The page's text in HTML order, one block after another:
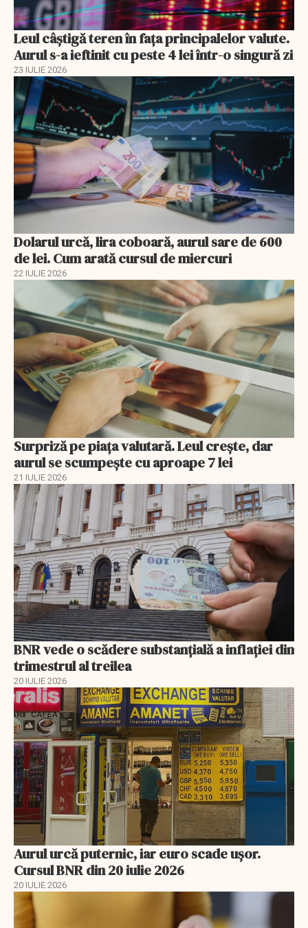
Leul câștigă teren în fața principalelor valute.
Aurul s-a ieftinit cu peste 4 lei într-o singură zi
23 IULIE 2026
Dolarul urcă, lira coboară, aurul sare de 600
de lei. Cum arată cursul de miercuri
22 IULIE 2026
Surpriză pe piața valutară. Leul crește, dar
aurul se scumpește cu aproape 7 lei
21 IULIE 2026
BNR vede o scădere substanţială a inflaţiei din
trimestrul al treilea
20 IULIE 2026
Aurul urcă puternic, iar euro scade ușor.
Cursul BNR din 20 iulie 2026
20 IULIE 2026